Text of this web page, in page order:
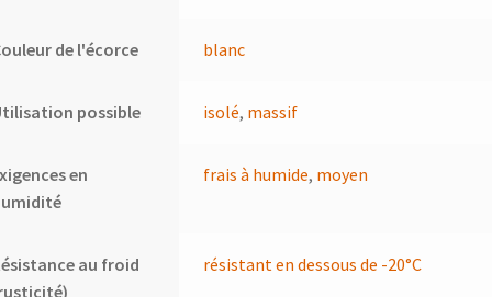
de l'écorce blanc
possible isolé, massif
en
frais à humide, moyen
au froid
résistant en dessous de -20°C